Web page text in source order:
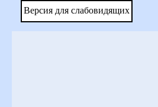
Версия для слабовидящих